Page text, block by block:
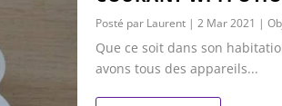
Posté par Laurent |2 Mar 2021 |
Que ce soit dans son
avons tous des appareils...